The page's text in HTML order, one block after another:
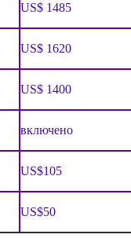
US$ 1485
US$ 1620
US$ 1400
включено
US$105
US$50